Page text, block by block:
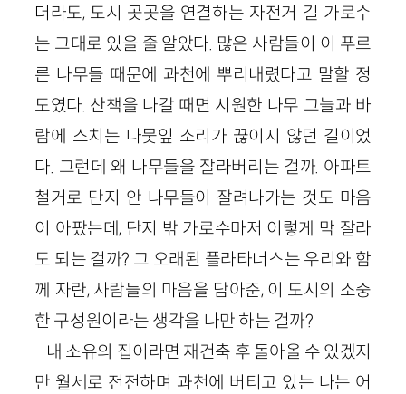
더라도, 도시 곳곳을 연결하는 자전거 길 가로수
는 그대로 있을 줄 알았다. 많은 사람들이 이 푸르
른 나무들 때문에 과천에 뿌리내렸다고 말할 정
도였다. 산책을 나갈 때면 시원한 나무 그늘과 바
람에 스치는 나뭇잎 소리가 끊이지 않던 길이었
다. 그런데 왜 나무들을 잘라버리는 걸까. 아파트
철거로 단지 안 나무들이 잘려나가는 것도 마음
이 아팠는데, 단지 밖 가로수마저 이렇게 막 잘라
도 되는 걸까? 그 오래된 플라타너스는 우리와 함
께 자란, 사람들의 마음을 담아준, 이 도시의 소중
한 구성원이라는 생각을 나만 하는 걸까?
내 소유의 집이라면 재건축 후 돌아올 수 있겠지
만 월세로 전전하며 과천에 버티고 있는 나는 어